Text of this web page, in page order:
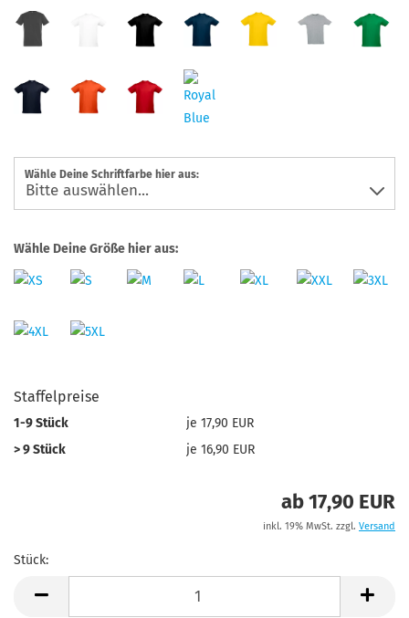
Wähle Deine Schriftfarbe hier aus:
Wähle Deine Größe hier aus:
Staffelpreise
1-9 Stück
je 17,90 EUR
> 9 Stück
je 16,90 EUR
ab 17,90 EUR
inkl. 19% MwSt. zzgl. Versand
Stück: